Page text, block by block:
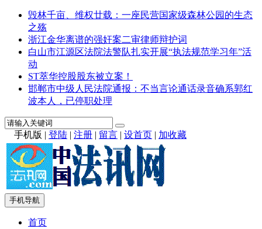
毁林千亩、维权廿载：一座民营国家级森林公园的生态
之殇
浙江金华离谱的强奸案二审律师辩护词
白山市江源区法院法警队扎实开展“执法规范学习年”活
动
ST萃华控股股东被立案！
邯郸市中级人民法院通报：不当言论通话录音确系郭红
波本人，已停职处理
手机版 | 登陆 | 注册 | 留言 | 设首页 | 加收藏
手机导航
首页